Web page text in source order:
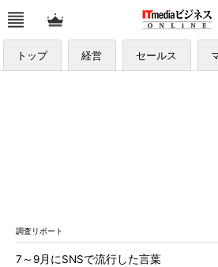
トップ 経営 セールス
調査リポート
7～9月にSNSで流行した言葉